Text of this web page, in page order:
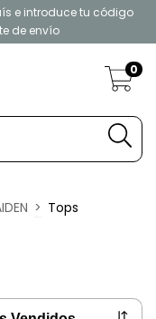
e introduce tu código
de envío
0
> Tops